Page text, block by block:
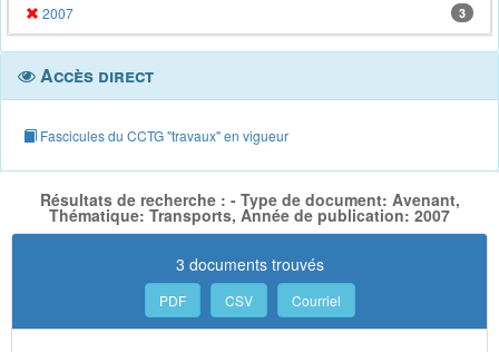
2007 3
Accès direct
Fascicules du CCTG "travaux" en vigueur
Résultats de recherche : - Type de document: Avenant,
Thématique: Transports, Année de publication: 2007
3 documents trouvés
PDF CSV Courriel